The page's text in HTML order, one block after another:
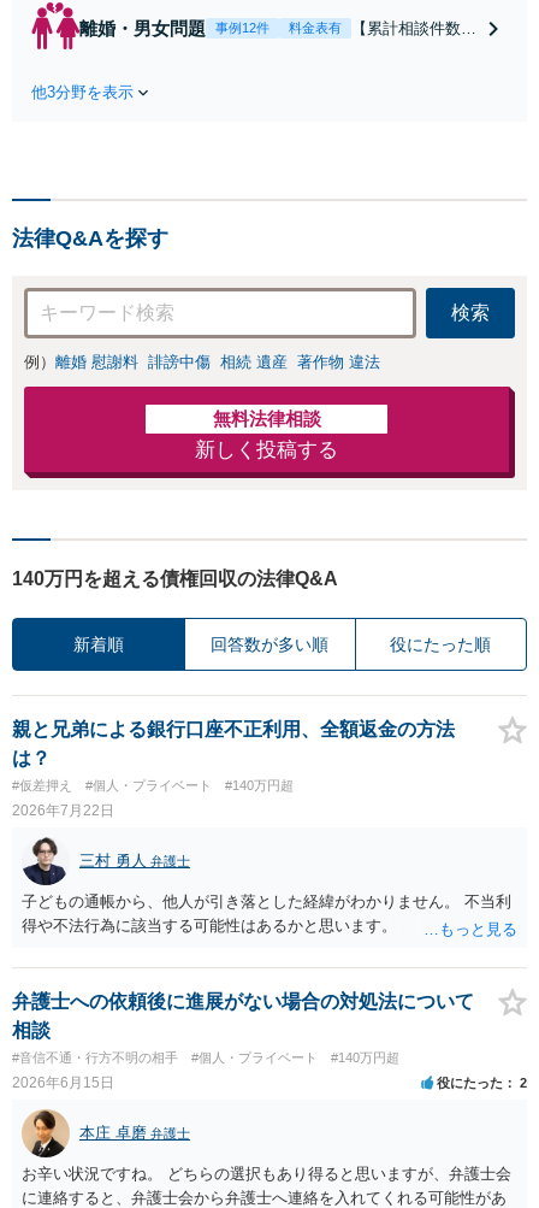
のトラブル・会社内のト
ラブルなど、事後の解決
離婚・男女問題 事例12件 料金表有
【累計相談件数20
様の話を丁寧にう
を正確に読み取り
ます。【東京都在
住以外の方も対
応】
他3分野を表示
法律Q&Aを探す
検索
例） 離婚 慰謝料 誹謗中傷 相続 遺産 著作物 違法
無料法律相談
新しく投稿する
140万円を超える債権回収の法律Q&A
新着順 回答数が多い順 役にたった順
親と兄弟による銀行口座不正利用、全額返金の方法
は？
#仮差押え #個人・プライベート #140万円超
2026年7月22日
三村 勇人 弁護士
子どもの通帳から、他人が引き落とした経緯がわかりません。 不当利
得や不法行為に該当する可能性はあるかと思います。
弁護士への依頼後に進展がない場合の対処法について
相談
#音信不通・行方不明の相手 #個人・プライベート #140万円超
2026年6月15日 役にたった 2
本庄 卓磨 弁護士
お辛い状況ですね。 どちらの選択もあり得ると思いますが、弁護士会
に連絡すると、弁護士会から弁護士へ連絡を入れてくれる可能性があ